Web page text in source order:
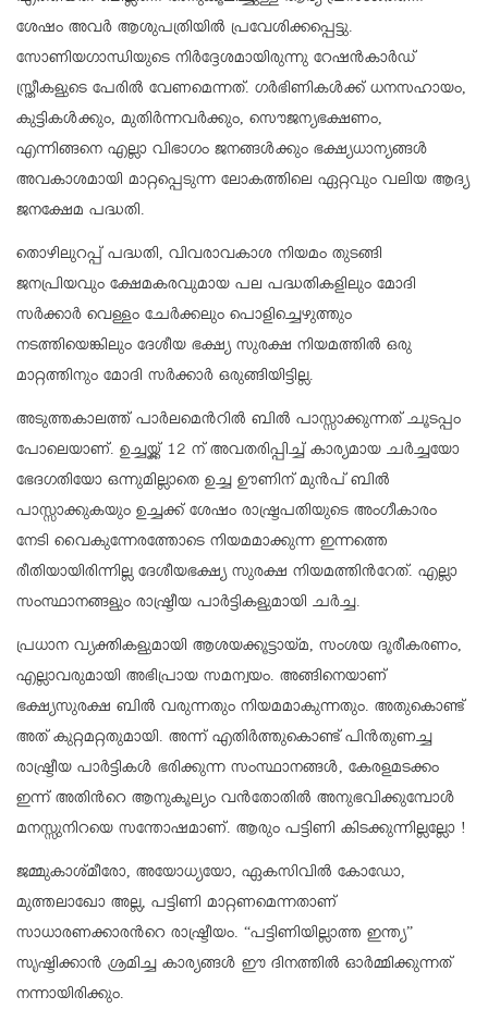
ശേഷം അവർ ആശുപത്രിയിൽ പ്രവേശിക്കപ്പെട്ടു.
സോണിയഗാന്ധിയുടെ നിർദ്ദേശമായിരുന്നു റേഷൻകാർഡ്
സ്ത്രീകളുടെ പേരിൽ വേണമെന്നത്. ഗർഭിണികൾക്ക് ധനസഹായം,
കുട്ടികൾക്കും, മുതിർന്നവർക്കും, സൌജന്യഭക്ഷണം,
എന്നിങ്ങനെ എല്ലാ വിഭാഗം ജനങ്ങൾക്കും ഭക്ഷ്യധാന്യങ്ങൾ
അവകാശമായി മാറ്റപ്പെടുന്ന ലോകത്തിലെ ഏറ്റവും വലിയ ആദ്യ
ജനക്ഷേമ പദ്ധതി.
തൊഴിലുറപ്പ് പദ്ധതി, വിവരാവകാശ നിയമം തുടങ്ങി
ജനപ്രിയവും ക്ഷേമകരവുമായ പല പദ്ധതികളിലും മോദി
സർക്കാർ വെള്ളം ചേർക്കലും പൊളിച്ചെഴുത്തും
നടത്തിയെങ്കിലും ദേശീയ ഭക്ഷ്യ സുരക്ഷ നിയമത്തിൽ ഒരു
മാറ്റത്തിനും മോദി സർക്കാർ ഒരുങ്ങിയിട്ടില്ല.
അടുത്തകാലത്ത് പാർലമെന്‍റിൽ ബിൽ പാസ്സാക്കുന്നത് ചൂടപ്പം
പോലെയാണ്. ഉച്ചയ്ക്ക് 12 ന് അവതരിപ്പിച്ച് കാര്യമായ ചർച്ചയോ
ഭേദഗതിയോ ഒന്നുമില്ലാതെ ഉച്ച ഊണിന് മുൻപ് ബിൽ
പാസ്സാക്കുകയും ഉച്ചക്ക് ശേഷം രാഷ്ട്രപതിയുടെ അംഗീകാരം
നേടി വൈകുന്നേരത്തോടെ നിയമമാക്കുന്ന ഇന്നത്തെ
രീതിയായിരിന്നില്ല ദേശീയഭക്ഷ്യ സുരക്ഷ നിയമത്തിന്‍റേത്. എല്ലാ
സംസ്ഥാനങ്ങളും രാഷ്ട്രീയ പാർട്ടികളുമായി ചർച്ച.
പ്രധാന വ്യക്തികളുമായി ആശയക്കൂട്ടായ്മ, സംശയ ദൂരീകരണം,
എല്ലാവരുമായി അഭിപ്രായ സമന്വയം. അങ്ങിനെയാണ്
ഭക്ഷ്യസുരക്ഷ ബിൽ വരുന്നതും നിയമമാകുന്നതും. അതുകൊണ്ട്
അത് കുറ്റമറ്റതുമായി. അന്ന് എതിർത്തുകൊണ്ട് പിൻതുണച്ച
രാഷ്ട്രീയ പാർട്ടികൾ ഭരിക്കുന്ന സംസ്ഥാനങ്ങൾ, കേരളമടക്കം
ഇന്ന് അതിന്‍റെ ആനുകൂല്യം വൻതോതിൽ അനുഭവിക്കുമ്പോൾ
മനസ്സുനിറയെ സന്തോഷമാണ്. ആരും പട്ടിണി കിടക്കുന്നില്ലല്ലോ !
ജമ്മുകാശ്മീരോ, അയോധ്യയോ, ഏകസിവിൽ കോഡോ,
മുത്തലാഖോ അല്ല, പട്ടിണി മാറ്റണമെന്നതാണ്
സാധാരണക്കാരന്‍റെ രാഷ്ട്രീയം. “പട്ടിണിയില്ലാത്ത ഇന്ത്യ”
സൃഷ്ടിക്കാൻ ശ്രമിച്ച കാര്യങ്ങൾ ഈ ദിനത്തിൽ ഓർമ്മിക്കുന്നത്
നന്നായിരിക്കും.